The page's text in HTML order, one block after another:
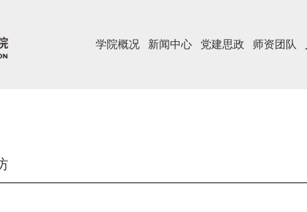
学院概况 新闻中心 党建思政 师资团队